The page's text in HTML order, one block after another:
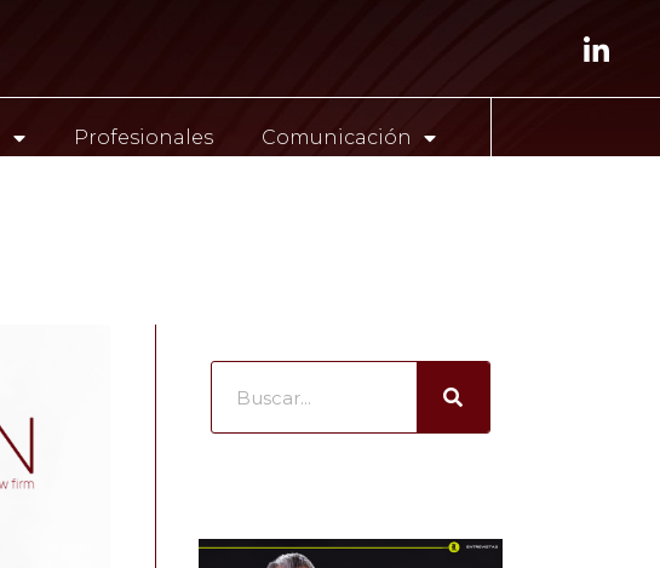
Profesionales Comunicación